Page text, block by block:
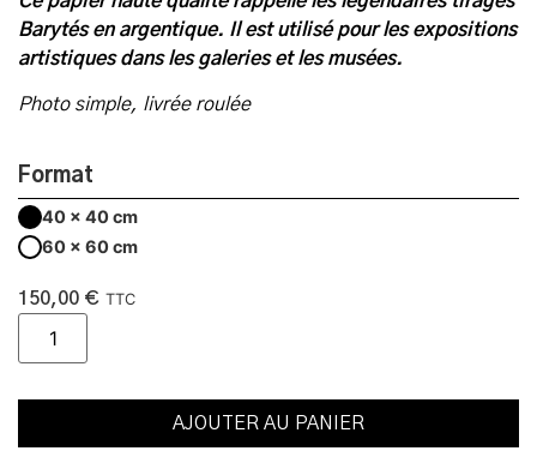
Barytés en argentique. Il est utilisé pour les expositions
artistiques dans les galeries et les musées.
Photo simple, livrée roulée
Format
40 x 40 cm
60 x 60 cm
150,00 € TTC
AJOUTER AU PANIER